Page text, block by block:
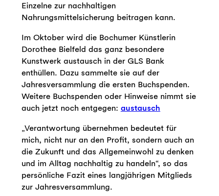
Einzelne zur nachhaltigen
Nahrungsmittelsicherung beitragen kann.
Im Oktober wird die Bochumer Künstlerin
Dorothee Bielfeld das ganz besondere
Kunstwerk austausch in der GLS Bank
enthüllen. Dazu sammelte sie auf der
Jahresversammlung die ersten Buchspenden.
Weitere Buchspenden oder Hinweise nimmt sie
auch jetzt noch entgegen: austausch
„Verantwortung übernehmen bedeutet für
mich, nicht nur an den Profit, sondern auch an
die Zukunft und das Allgemeinwohl zu denken
und im Alltag nachhaltig zu handeln“, so das
persönliche Fazit eines langjährigen Mitglieds
zur Jahresversammlung.